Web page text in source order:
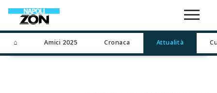
⌂ Amici 2025 Cronaca Attualità